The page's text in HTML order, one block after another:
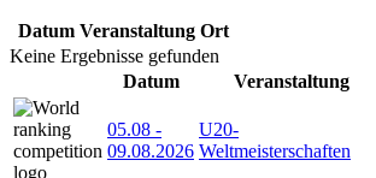
Datum Veranstaltung Ort
Keine Ergebnisse gefunden
Datum
Veranstaltung
05.08 -
09.08.2026
U20-
Weltmeisterschaften